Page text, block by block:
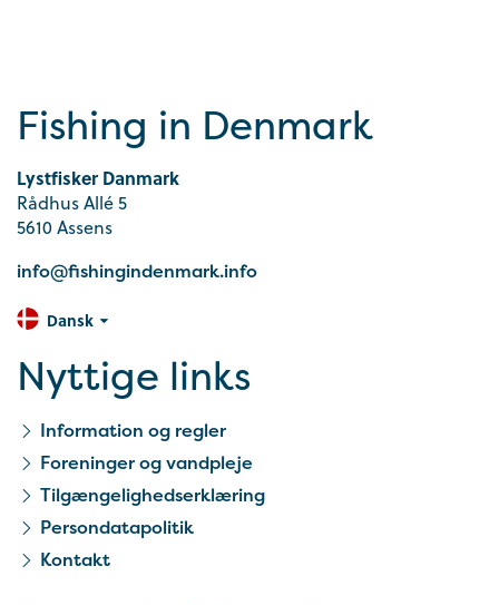
Fishing in Denmark
Lystfisker Danmark
Rådhus Allé 5
5610 Assens
info@fishingindenmark.info
Dansk
Nyttige links
Information og regler
Foreninger og vandpleje
Tilgængelighedserklæring
Persondatapolitik
Kontakt